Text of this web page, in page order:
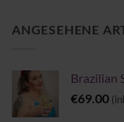
ANGESEHENE
Brazilian
€69.00